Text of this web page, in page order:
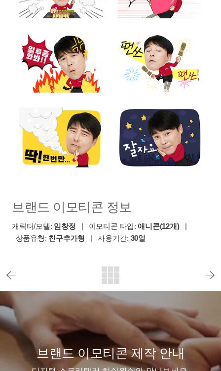
브랜드 이모티콘 정보
캐릭터/모델: 임창정 | 이모티콘 타입: 애니콘(12개)|
상품유형: 친구추가형 | 사용기간: 30일
브랜드 이모티콘 제작 안내